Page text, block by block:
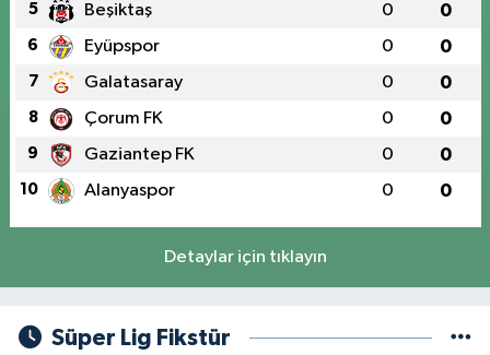
5 Beşiktaş 0 0
6 Eyüpspor 0 0
7 Galatasaray 0 0
8 Çorum FK 0 0
9 Gaziantep FK 0 0
10 Alanyaspor 0 0
Detaylar için tıklayın
Süper Lig Fikstür